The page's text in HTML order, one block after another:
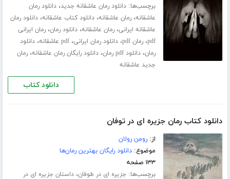
برچسب‌ها:دانلود رمان عاشقانه جدید،دانلود رمان
عاشقانه،رمان عاشقانه،دانلود کتاب عاشقانه،دانلود رمان
عاشقانه ایرانی،رمان عاشقانه،دانلود رمان،رمان ایرانی
pdf،رمان pdf ،دانلود رمان ایرانی،pdf عاشقانه ،دانلود
رمان،دانلود pdf رمان ،دانلود رایگان رمان عاشقانه،رمان
جدید عاشقانه
دانلود کتاب
دانلود کتاب رمان جزیره ای در توفان
از:رومن رولان
موضوع:دانلود رایگان بهترین رمان‌ها
۱۳۳ صفحه
برچسب‌ها: جزیره ای در طوفان،داستان جزیره ای در